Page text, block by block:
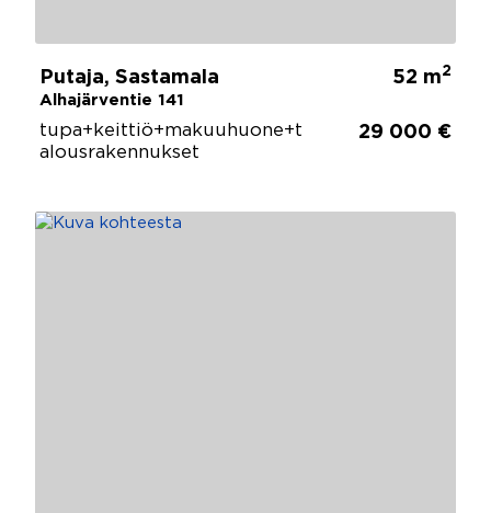
Putaja, Sastamala
Alhajärventie 141
52 m2
tupa+keittiö+makuuhuone+t
alousrakennukset
29 000 €